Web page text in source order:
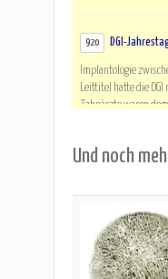
920 DGI-
Implantologie
Leittitel hatte die
Zahnärzte waren dem
Computer-
Wie genau ist die
kritische
Und noch